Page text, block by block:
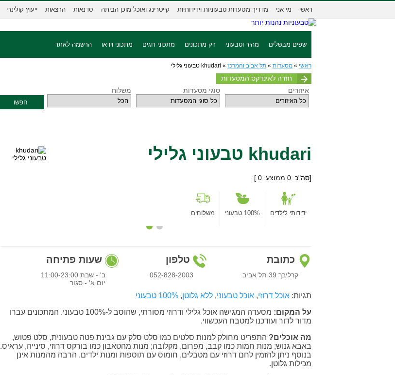
ראשי מי אני מדריך מסעדות טבעוניות וידידותיות קייטרינג ואוכל מוכן הביתה סדנאות הרצאות ייעוץ קולינרי
שפים מבשלים מהיר וטבעוני רק מתכונים מתכוני חגים מתכוני וידאו הרשמה לאתר
ראשי » מסעדות » תל אביב והמרכז » khudari טבעוני גלילי
חזרה לאינדקס המסעדות
איזורים
סוגי מסעדות משלוח
חפשו
khudari טבעוני גלילי
[סה"כ: 0 ממוצע: 0
]
ידידותי לילדים 100% טבעוני משלוחים
כתובת
קרליבך 39 תל אביב
טלפון
052-828-2003
שעות פתיחה
ב' - שבת 11:00-23:00
יום א' - סגור
תגיות: אוכל דרוזי, אוכל טבעוני, ללא גלוטן, 100% טבעוני
על המקום:
מסעדה המגישה אוכל גלילי ודרוזי מסורתי, שהוסב ל-100% טבעוני. המתכונים עברו
מדור לדור ועודכנו למטבח העכשווי.
מה אוכלים? התפריט מחולק למנות סלטים כמו סלט סלק עם גבינת פטה טבעונית, סלט פטוש,
באבא גנוש; מנות חמות כמו קבב, מפרום, מקלובה; מנות מהטאבון כמו בורקס דרוזי, סינייה, עראיס.
בנוסף ניתן להזמין לחם דרוזי עם מטבלים, חומוס עם תוספות ומנות ילדים. הרבה מהמנות אינן
מכילות גלוטן.